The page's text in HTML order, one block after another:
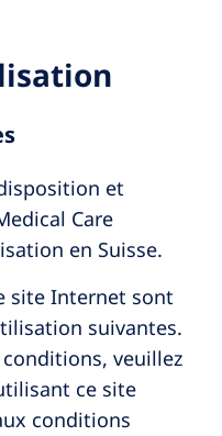
et
Care
en Suisse.
site Internet sont
suivantes.
conditions, veuillez
ce site
conditions